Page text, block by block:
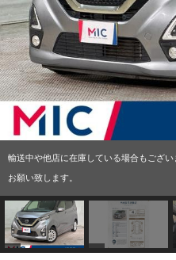
輸送中や他店に在庫している場合もござ
お願い致します。